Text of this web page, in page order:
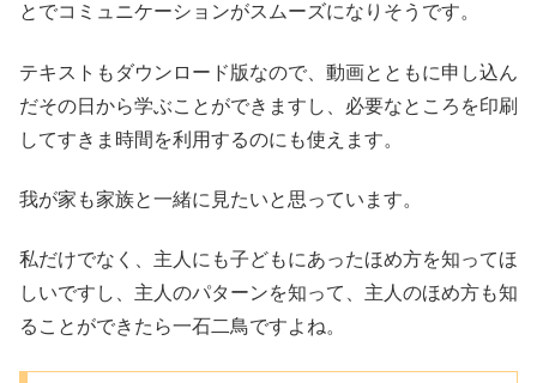
とでコミュニケーションがスムーズになりそうです。
テキストもダウンロード版なので、動画とともに申し込ん
だその日から学ぶことができますし、必要なところを印刷
してすきま時間を利用するのにも使えます。
我が家も家族と一緒に見たいと思っています。
私だけでなく、主人にも子どもにあったほめ方を知ってほ
しいですし、主人のパターンを知って、主人のほめ方も知
ることができたら一石二鳥ですよね。